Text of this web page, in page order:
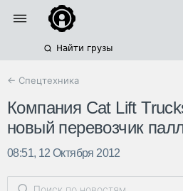
Найти грузы
← Спецтехника
Компания Cat Lift
новый перевозчик
08:51, 12 Октября 2012